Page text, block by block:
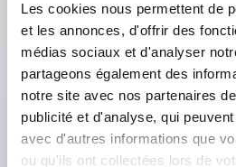
Les cookies nous permettent de
et les annonces, d'offrir des
médias sociaux et d'analyser
partageons également des
notre site avec nos partenaires
publicité et d'analyse, qui
avec d'autres informations que
ou qu'ils ont collectées lors de
Excellente durabilité :
et de la fiabilité des parties
une structure de ressort de
Conception produit axée sur
d'affichage de
tension identifiable par la